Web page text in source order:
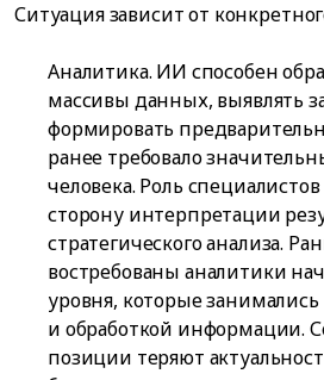
Ситуация зависит от
Аналитика. ИИ способен
массивы данных, выявлять
формировать
ранее требовало
человека. Роль
сторону интерпретации
стратегического анализа.
востребованы аналитики
уровня, которые
и обработкой информации.
позиции теряют